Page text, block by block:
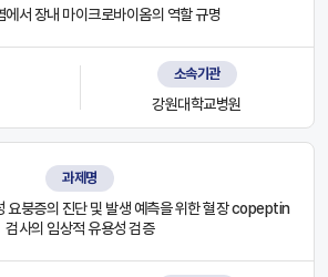
에서 장내 마이크로바이옴의 역할 규명
소속기관
강원대학교병원
과제명
요붕증의 진단 및 발생 예측을 위한 혈장 copeptin
검사의 임상적 유용성 검증